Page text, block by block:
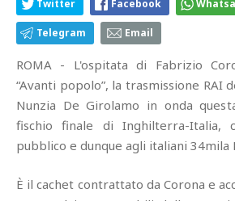
Twitter Facebook
Telegram Email
ROMA - L'ospitata di Fabrizio
“Avanti popolo”, la trasmissione RAI
Nunzia De Girolamo in onda
fischio finale di Inghilterra-Italia,
pubblico e dunque agli italiani 34mila
È il cachet contrattato da Corona e